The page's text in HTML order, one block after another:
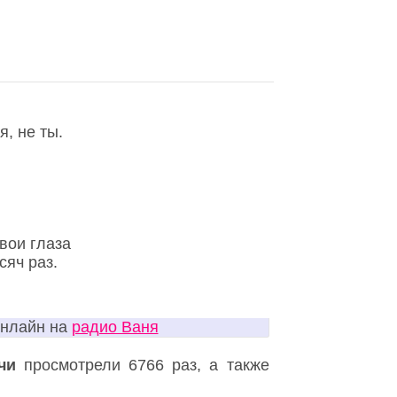
не ты.
глаза
раз.
на радио Ваня
просмотрели 6766 раз, а также